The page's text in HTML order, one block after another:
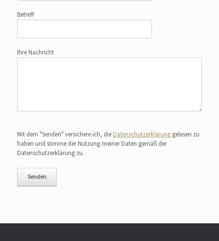
Betreff
Ihre Nachricht
Mit dem "Senden" versichere ich, die Datenschutzerklärung gelesen zu
haben und stimme der Nutzung meiner Daten gemäß der
Datenschutzerklärung zu.